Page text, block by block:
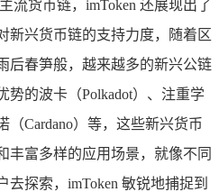
流货币链，imToken 还展现出了
新兴货币链的支持力度，随着区
后春笋般，越来越多的新兴公链
势的波卡（Polkadot）、注重学
Cardano）等，这些新兴货币
丰富多样的应用场景，就像不同
探索，imToken 敏锐地捕捉到